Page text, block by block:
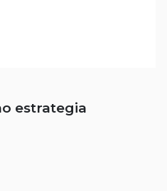
estrategia